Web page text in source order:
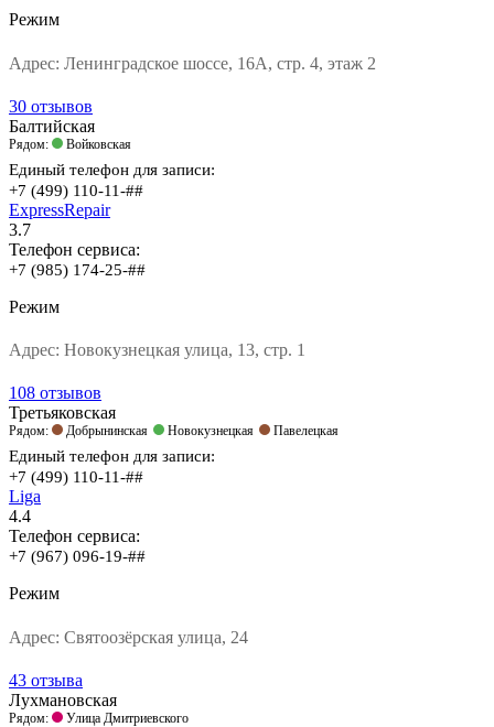
Режим
Адрес: Ленинградское шоссе, 16А, стр. 4, этаж 2
30 отзывов
Балтийская
Рядом: Войковская
Единый телефон для записи:
+7 (499) 110-11-##
ExpressRepair
3.7
Телефон сервиса:
+7 (985) 174-25-##
Режим
Адрес: Новокузнецкая улица, 13, стр. 1
108 отзывов
Третьяковская
Рядом: Добрынинская Новокузнецкая Павелецкая
Единый телефон для записи:
+7 (499) 110-11-##
Liga
4.4
Телефон сервиса:
+7 (967) 096-19-##
Режим
Адрес: Святоозёрская улица, 24
43 отзыва
Лухмановская
Рядом: Улица Дмитриевского